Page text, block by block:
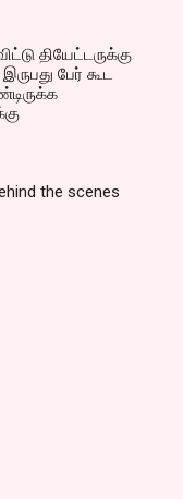
தியேட்டருக்கு
பேர் கூட
the scenes